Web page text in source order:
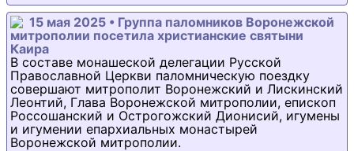
15 мая 2025 • Группа паломников Воронежской
митрополии посетила христианские святыни
Каира
В составе монашеской делегации Русской
Православной Церкви паломническую поездку
совершают митрополит Воронежский и Лискинский
Леонтий, Глава Воронежской митрополии, епископ
Россошанский и Острогожский Дионисий, игумены
и игумении епархиальных монастырей
Воронежской митрополии.